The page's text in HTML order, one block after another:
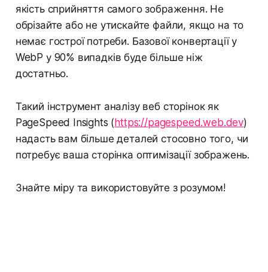
якість сприйняття самого зображення. Не
обрізайте або не утискайте файли, якщо на то
немає гострої потреби. Базової конвертації у
WebP у 90% випадків буде більше ніж
достатньо.
Такий інструмент аналізу веб сторінок як
PageSpeed Insights ( https://pagespeed.web.dev)
надасть вам більше деталей стосовно того, чи
потребує ваша сторінка оптимізації зображень.
Знайте міру та використовуйте з розумом!